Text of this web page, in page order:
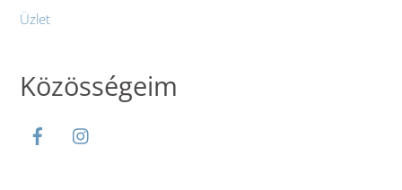
Üzlet
Közösségeim